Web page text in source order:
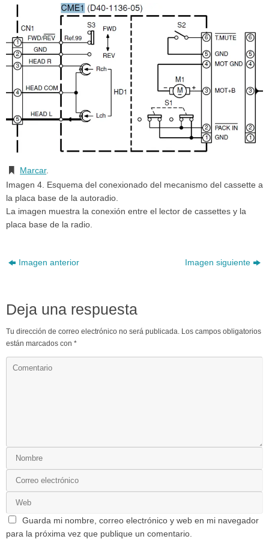
Marcar.
Imagen 4. Esquema del conexionado del mecanismo del cassette a
la placa base de la autoradio.
La imagen muestra la conexión entre el lector de cassettes y la
placa base de la radio.
Imagen anterior Imagen siguiente
Deja una respuesta
Tu dirección de correo electrónico no será publicada. Los campos obligatorios
están marcados con *
Guarda mi nombre, correo electrónico y web en mi navegador
para la próxima vez que publique un comentario.